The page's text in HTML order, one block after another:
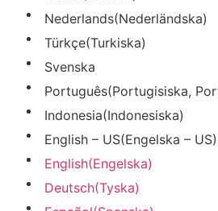
Nederlands(Nederländska)
Türkçe(Turkiska)
Svenska
Português(Portugisiska,
Indonesia(Indonesiska)
English – US(Engelska – US)
English(Engelska)
Deutsch(Tyska)